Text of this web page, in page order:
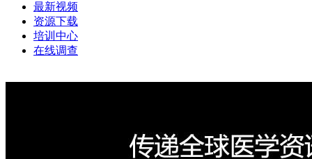
最新视频
资源下载
培训中心
在线调查